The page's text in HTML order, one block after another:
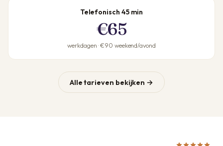
Telefonisch 45 min
€65
werkdagen · €90 weekend/avond
Alle tarieven bekijken →